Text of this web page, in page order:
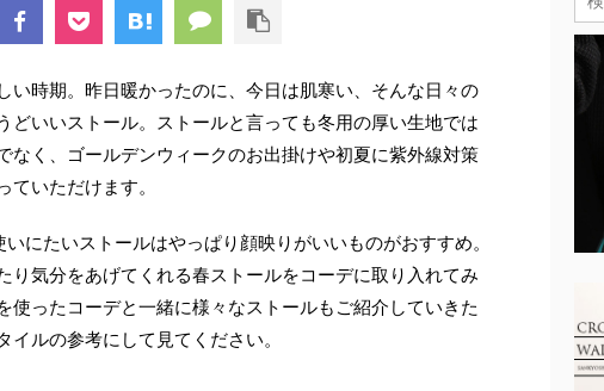
い時期。昨日暖かったのに、今日は肌寒い、そんな日々の
どいいストール。ストールと言っても冬用の厚い生地では
なく、ゴールデンウィークのお出掛けや初夏に紫外線対策
いただけます。
にたいストールはやっぱり顔映りがいいものがおすすめ。
り気分をあげてくれる春ストールをコーデに取り入れてみ
使ったコーデと一緒に様々なストールもご紹介していきた
ルの参考にして見てください。